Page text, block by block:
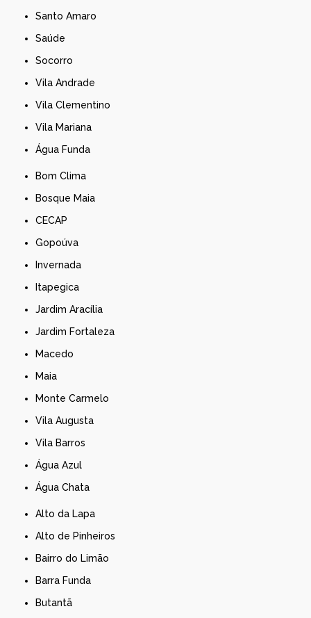
Santo Amaro
Saúde
Socorro
Vila Andrade
Vila Clementino
Vila Mariana
Água Funda
Bom Clima
Bosque Maia
CECAP
Gopoúva
Invernada
Itapegica
Jardim Aracília
Jardim Fortaleza
Macedo
Maia
Monte Carmelo
Vila Augusta
Vila Barros
Água Azul
Água Chata
Alto da Lapa
Alto de Pinheiros
Bairro do Limão
Barra Funda
Butantã